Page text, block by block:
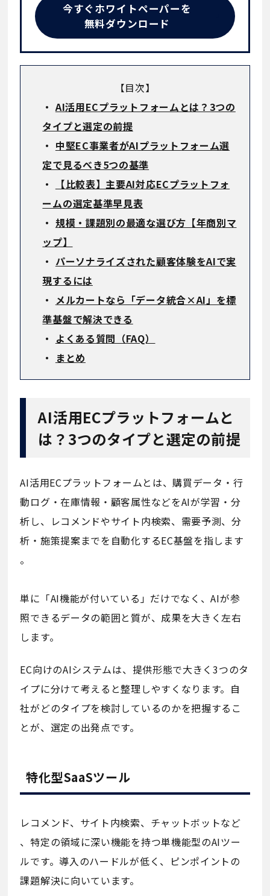
今すぐホワイトペーパーを
無料ダウンロード
【目次】
・AI活用ECプラットフォームとは？3つの
タイプと選定の前提
・ 中堅EC事業者がAIプラットフォーム選
定で見るべき5つの基準
・
【比較表】主要AI対応ECプラットフォ
ームの選定基準早見表
・ 規模・課題別の最適な選び方【年商別マ
ップ】
・ パーソナライズされた顧客体験をAIで実
現するには
・ メルカートなら「データ統合×AI」を標
準基盤で解決できる
・ よくある質問（FAQ）
・
まとめ
AI活用ECプラットフォームと
は？3つのタイプと選定の前提
AI活用ECプラットフォームとは、購買データ・行
動ログ・在庫情報・顧客属性などをAIが学習・分
析し、レコメンドやサイト内検索、需要予測、分
析・施策提案までを自動化するEC基盤を指します
。
単に「AI機能が付いている」だけでなく、AIが参
照できるデータの範囲と質が、成果を大きく左右
します。
EC向けのAIシステムは、提供形態で大きく3つのタ
イプに分けて考えると整理しやすくなります。自
社がどのタイプを検討しているのかを把握するこ
とが、選定の出発点です。
特化型SaaSツール
レコメンド、サイト内検索、チャットボットなど
、特定の領域に深い機能を持つ単機能型のAIツー
ルです。導入のハードルが低く、ピンポイントの
課題解決に向いています。